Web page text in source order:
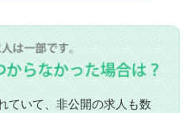
ていて、非公開の求人も数